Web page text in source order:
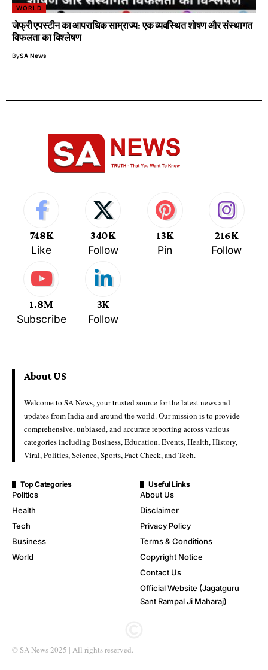
WORLD
जेफ्री एपस्टीन का आपराधिक साम्राज्य: एक व्यवस्थित शोषण और संस्थागत
विफलता का विश्लेषण
BySA News
748K
Like
340K
Follow
13K
Pin
216K
Follow
1.8M
Subscribe
3K
Follow
About US
Welcome to SA News, your trusted source for the latest news and
updates from India and around the world. Our mission is to provide
comprehensive, unbiased, and accurate reporting across various
categories including Business, Education, Events, Health, History,
Viral, Politics, Science, Sports, Fact Check, and Tech.
Top Categories
Politics
Health
Tech
Business
World
Useful Links
About Us
Disclaimer
Privacy Policy
Terms & Conditions
Copyright Notice
Contact Us
Official Website (Jagatguru
Sant Rampal Ji Maharaj)
© SA News 2025 | All rights reserved.